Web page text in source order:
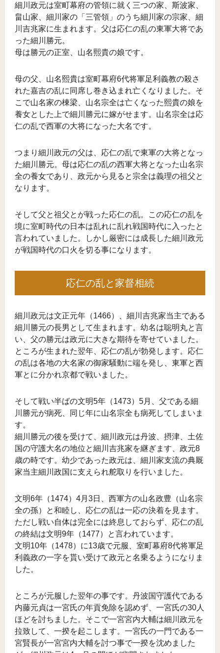
細川政元は室町幕府の管領に就く三つの家、斯波家、
畠山家、細川家の「三管領」のうち細川家の宗家、細
川吉兆家に生まれます。父は応仁の乱の東軍大将であ
った細川勝元。
母は勝元の正室、山名熙貴の娘です。
母の父、山名熙貴は室町幕府6代将軍足利義教の殺さ
れた嘉吉の乱に同席し巻き込まれ亡くなりました。そ
こで山名家の棟梁、山名宗全は亡くなった熙貴の娘を
養女とした上で細川勝元に嫁がせます。山名宗全は応
仁の乱で西軍の大将になった大名です。
つまり細川政元の父は、応仁の乱で東軍の大将となっ
た細川勝元。母は応仁の乱の西軍大将となった山名宗
全の養女であり、政元から見ると宗全は義理の祖父と
なります。
そして父と祖父とが戦った応仁の乱。この応仁の乱を
境に室町時代の日本は乱れに乱れ戦国時代に入ったと
言われていました。しかし厳密には成長した細川政元
が戦国時代の口火を切る事になります。
応仁の乱と家督相続
細川政元は文正元年（1466）、細川吉兆家当主である
細川勝元の長男として生まれます。幼名は聡明丸と言
い、父の勝元は政元に大きな期待を寄せていました。
ところが生まれた翌年、応仁の乱が勃発します。応仁
の乱は各地の大名家の御家騒動に端を発し、東軍と西
軍とに分かれ京都で戦いました。
そして戦い半ばの文明5年（1473）5月、父である細
川勝元が病死、同じ年に山名宗全も病死してしまいま
す。
細川勝元の後を受けて、細川政元は丹波、摂津、土佐
国の守護大名の地位と細川吉兆家を継ぎます、政元8
歳の時です。幼少であった政元は、細川家支流の典厩
家当主細川政国に支えられ舵取りを行いました。
文明6年（1474）4月3日、西軍方の山名政豊（山名宗
全の孫）と和睦し、応仁の乱は一応の決着を見ます。
ただし戦い自体は完全には終息しておらず、応仁の乱
の終結は文明9年（1477）と言われています。
文明10年（1478）に13歳で元服、室町幕府8代将軍足
利義政の一字を貰い受けて政元と名乗るようになりま
した。
ところが元服した翌年の事です。丹波国守護代である
内藤元貞は一宮氏の年貢免除を認めず、一宮氏の30人
ほどを討ちました。そこで一宮宮内大輔は細川政元を
拉致して、一揆を起こします。一宮氏の一門である一
宮賢長が一宮宮内大輔を討つ事で一揆を沈めました